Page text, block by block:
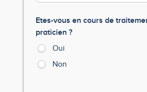
Etes-vous en cours de
praticien ?
Oui
Non